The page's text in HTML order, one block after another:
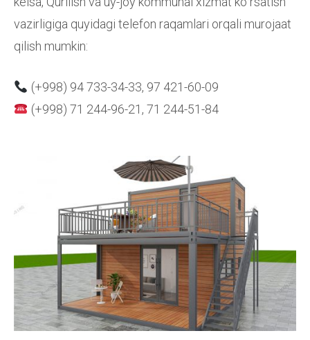
vazirligiga quyidagi telefon raqamlari orqali murojaat
qilish mumkin:
(+998) 94 733-34-33, 97 421-60-09
(+998) 71 244-96-21, 71 244-51-84